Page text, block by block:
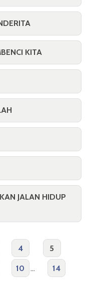
KITA
JALAN HIDUP
4 5
10 ... 14